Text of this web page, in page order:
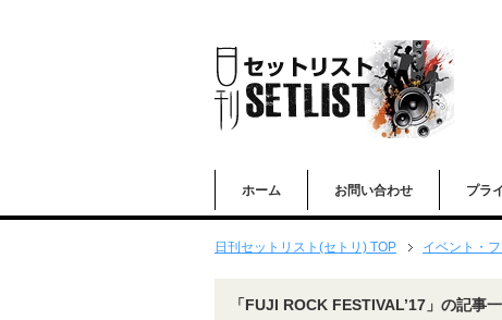
ホーム お問い合わせ プラ
日刊セットリスト(セトリ) TOP イベント・
「FUJI ROCK FESTIVAL’17」の記事